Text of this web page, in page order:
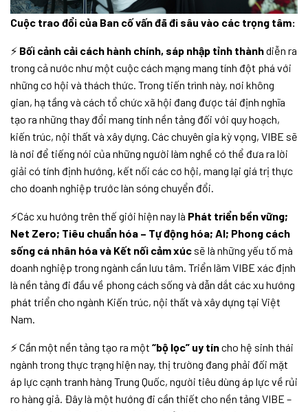
Cuộc trao đổi của Ban cố vấn đã đi sâu vào các trọng tâm:
⚡ Bối cảnh cải cách hành chính, sáp nhập tỉnh thànhdiễn ra
trong cả nước như một cuộc cách mạng mang tính đột phá với
những cơ hội và thách thức. Trong tiến trình này, nơi không
gian, hạ tầng và cách tổ chức xã hội đang được tái định nghĩa
tạo ra những thay đổi mang tính nền tảng đối với quy hoạch,
kiến trúc, nội thất và xây dựng. Các chuyên gia kỳ vọng, VIBE sẽ
là nơi để tiếng nói của những người làm nghề có thể đưa ra lời
giải có tính định hướng, kết nối các cơ hội, mang lại giá trị thực
cho doanh nghiệp trước làn sóng chuyển đổi.
⚡Các xu hướng trên thế giới hiện nay là Phát triển bền vững;
Net Zero; Tiêu chuẩn hóa – Tự động hóa; AI; Phong cách
sống cá nhân hóa và Kết nối cảm xúc sẽ là những yếu tố mà
doanh nghiệp trong ngành cần lưu tâm. Triển lãm VIBE xác định
là nền tảng đi đầu về phong cách sống và dẫn dắt các xu hướng
phát triển cho ngành Kiến trúc, nội thất và xây dựng tại Việt
Nam.
⚡ Cần một nền tảng tạo ra một “bộ lọc” uy tíncho hệ sinh thái
ngành trong thực trạng hiện nay, thị trường đang phải đối mặt
áp lực cạnh tranh hàng Trung Quốc, người tiêu dùng áp lực về rủi
ro hàng giả. Đây là một hướng đi cần thiết cho nền tảng VIBE –